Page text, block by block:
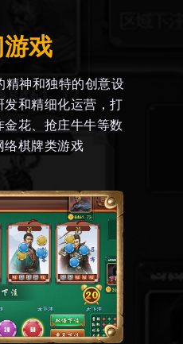
戏
神和独特的创意设
和精细化运营，打
花、抢庄牛牛等数
络棋牌类游戏